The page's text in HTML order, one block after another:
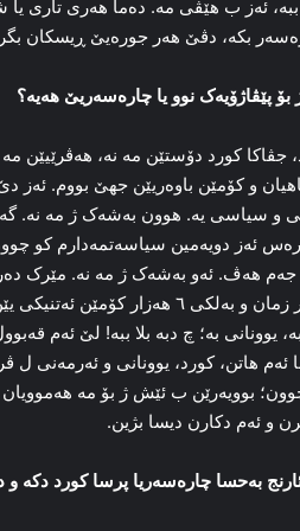
ئه‌ز ب هێڤی مه‌. ده‌ما هه‌ری تاری
بکه‌، دڤێ هه‌ر جوره‌یێ ڕیسکان
بۆ پێڤاژۆیه‌ک نوو یا چاره‌سه‌ریێ هه‌یه‌؟
جڤاکا کورد دۆستێن مه‌ نه‌، هه‌ڤرێیێن
و کۆمێن باوه‌ریێن جهێ بووم. ئه‌ز دێ
و سیاسی یه‌. هوون به‌شه‌ک ژ مه‌ نه‌.
ئه‌ز دویه‌مین سیاسه‌تمه‌دارم کو
جه‌م هه‌ڤ. ئه‌و به‌شه‌ک ژ مه‌ نه‌. مێرک
بێهه‌ژمار گه‌ل هه‌نه‌. ٦ هه‌زار زمان و
یوونانی به‌؛ چ دبه‌ بلا ببه‌! لێ ئه‌م
هاتن، کورد، یوونانی و ئه‌رمه‌نی ل
بوویه‌رێن ب ئێش ژ بۆ مه‌
و ئه‌م دکارن دیسا بژین.
به‌حسا چاره‌سه‌ریا پرسا کورد دکه‌ و